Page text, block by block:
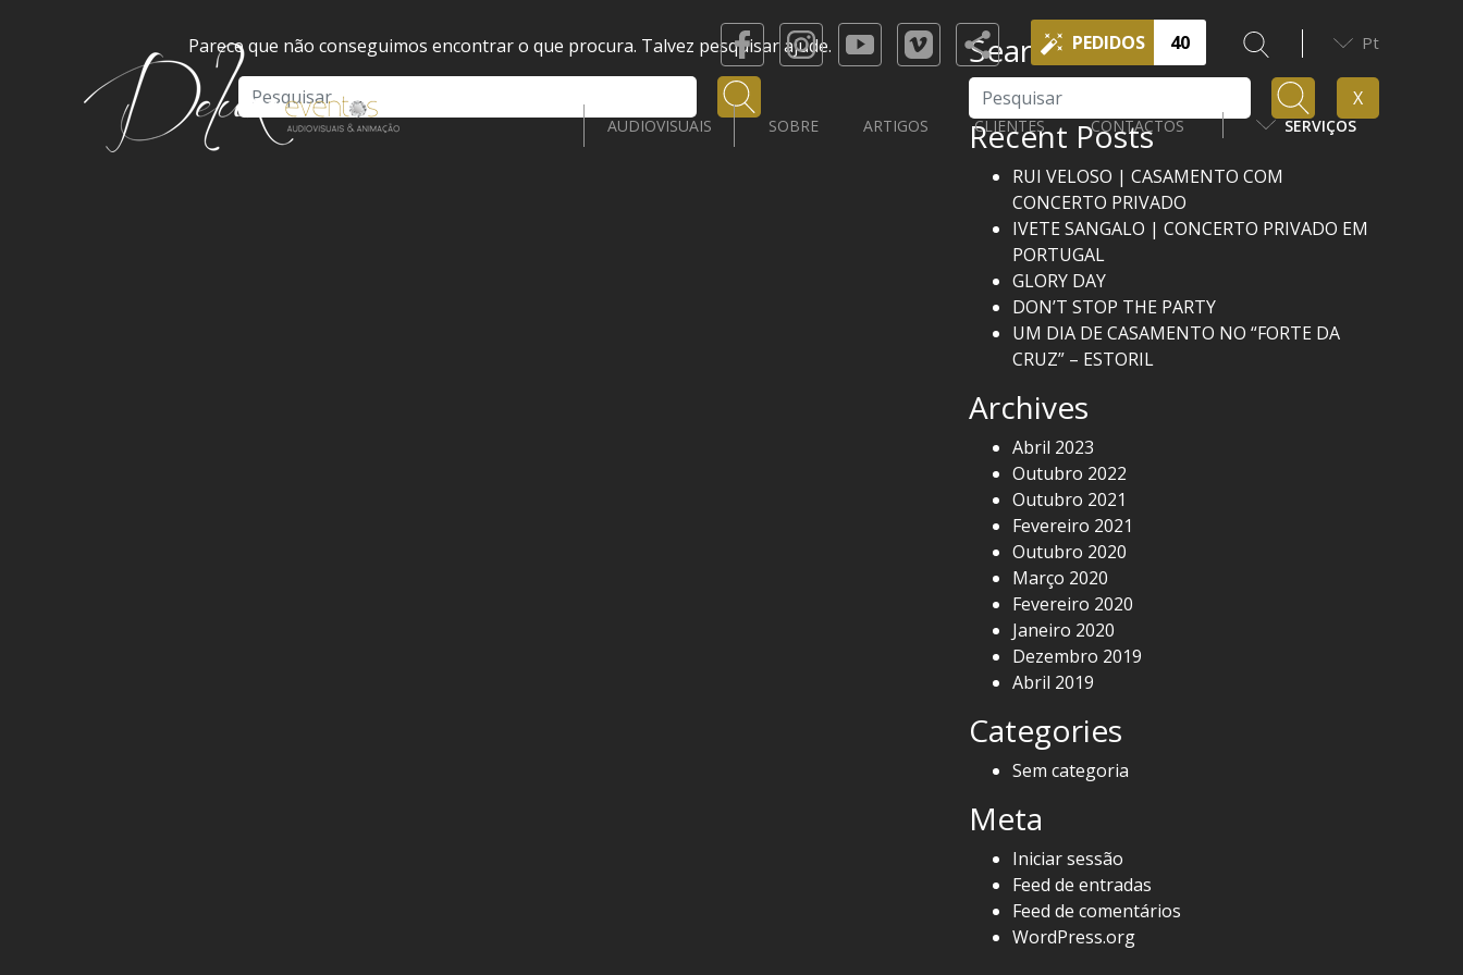
PEDIDOS 40 Pt
AUDIOVISUAIS SOBRE ARTIGOS CLIENTES CONTACTOS SERVIÇOS
Parece que não conseguimos encontrar o que procura. Talvez pesquisar ajude.
Search
Pesquisar X
Recent Posts
RUI VELOSO | CASAMENTO COM
CONCERTO PRIVADO
IVETE SANGALO | CONCERTO PRIVADO EM
PORTUGAL
GLORY DAY
DON’T STOP THE PARTY
UM DIA DE CASAMENTO NO “FORTE DA
CRUZ” – ESTORIL
Archives
Abril 2023
Outubro 2022
Outubro 2021
Fevereiro 2021
Outubro 2020
Março 2020
Fevereiro 2020
Janeiro 2020
Dezembro 2019
Abril 2019
Categories
Sem categoria
Meta
Iniciar sessão
Feed de entradas
Feed de comentários
WordPress.org